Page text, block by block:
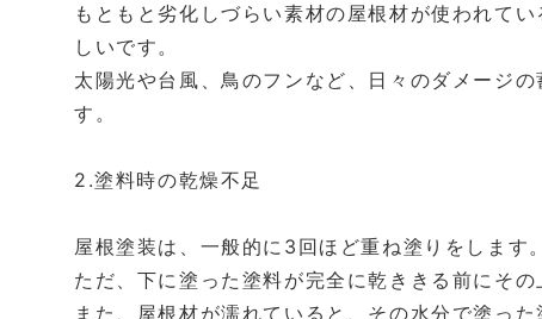
もともと劣化しづらい素材の屋根材が使われて
しいです。
太陽光や台風、鳥のフンなど、日々のダメージ
す。
2.塗料時の乾燥不足
屋根塗装は、一般的に3回ほど重ね塗りをします。
ただ、下に塗った塗料が完全に乾ききる前にそ
また、屋根材が濡れていると、その水分で塗っ